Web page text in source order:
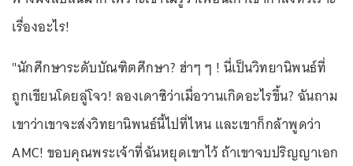
เรื่องอะไร!
"นักศึกษาระดับบัณฑิตศึกษา? ฮ่าๆ ๆ ! นี่เป็นวิทยานิพนธ์ที่
ถูกเขียนโดยลู่โจว! ลองเดาซิว่าเมื่อวานเกิดอะไรขึ้น? ฉันถาม
เขาว่าเขาจะส่งวิทยานิพนธ์นี้ไปที่ไหน และเขาก็กล้าพูดว่า
AMC! ขอบคุณพระเจ้าที่ฉันหยุดเขาไว้ ถ้าเขาจบปริญญาเอก